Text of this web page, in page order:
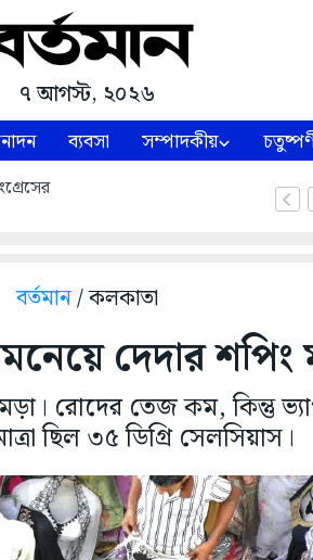
৭ আগস্ট, ২০২৬
ব্যবসা সম্পাদকীয়
বর্তমান/ কলকাতা
দেদার শপিং
রোদের তেজ কম, কিন্তু
ছিল ৩৫ ডিগ্রি সেলসিয়াস।